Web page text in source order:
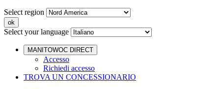
Select region
Select your language
MANITOWOC DIRECT
Accesso
Richiedi accesso
TROVA UN CONCESSIONARIO